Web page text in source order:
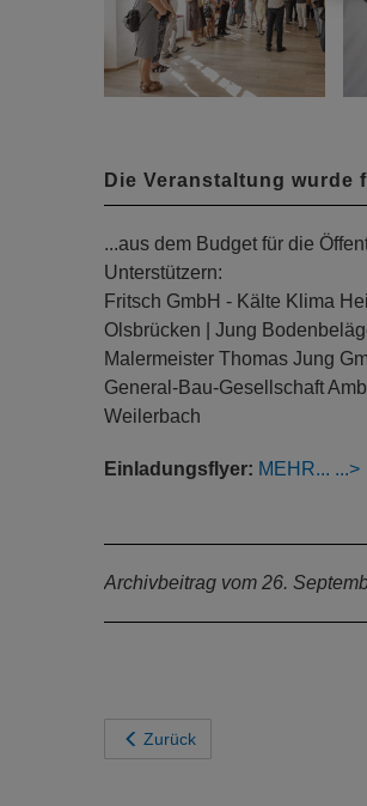
Die Veranstaltung wurde
...aus dem Budget für die
Unterstützern:
Fritsch GmbH - Kälte Klima
Olsbrücken | Jung
Malermeister Thomas Jung
General-Bau-Gesellschaft
Weilerbach
Einladungsflyer: MEHR...
Archivbeitrag vom 26.
Zurück